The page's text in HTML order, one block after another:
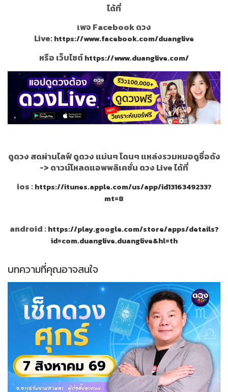
ได้ที่
เพจ Facebook ดวง
Live:https://www.facebook.com/duanglive
หรือ เว็บไซต์https://www.duanglive.com/
ดูดวง สดผ่านไลฟ์ ดูดวง แม่นๆ โดนๆ แหล่งรวมหมอดูชื่อดัง
-> ดาวน์โหลดแอพพลิเคชั่น ดวง Live ได้ที่
ios :https://itunes.apple.com/us/app/id1316349233?
mt=8
android :https://play.google.com/store/apps/details?
id=com.duanglive.duanglive&hl=th
บทความที่คุณอาจสนใจ